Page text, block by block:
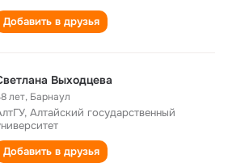
Добавить в друзья
Выходцева
лет, Барнаул
Алтайский государственный
Добавить в друзья